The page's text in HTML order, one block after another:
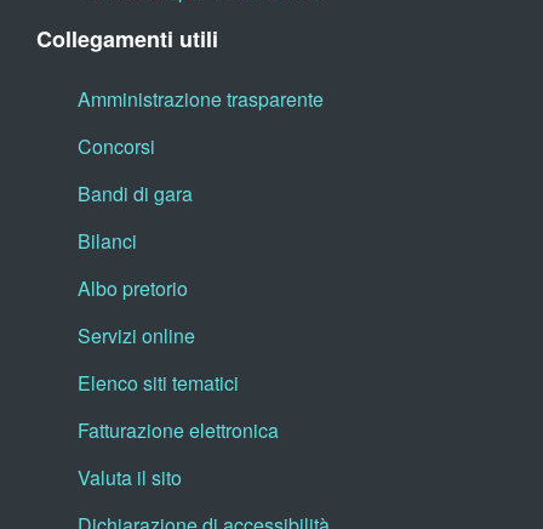
Collegamenti utili
Amministrazione trasparente
Concorsi
Bandi di gara
Bilanci
Albo pretorio
Servizi online
Elenco siti tematici
Fatturazione elettronica
Valuta il sito